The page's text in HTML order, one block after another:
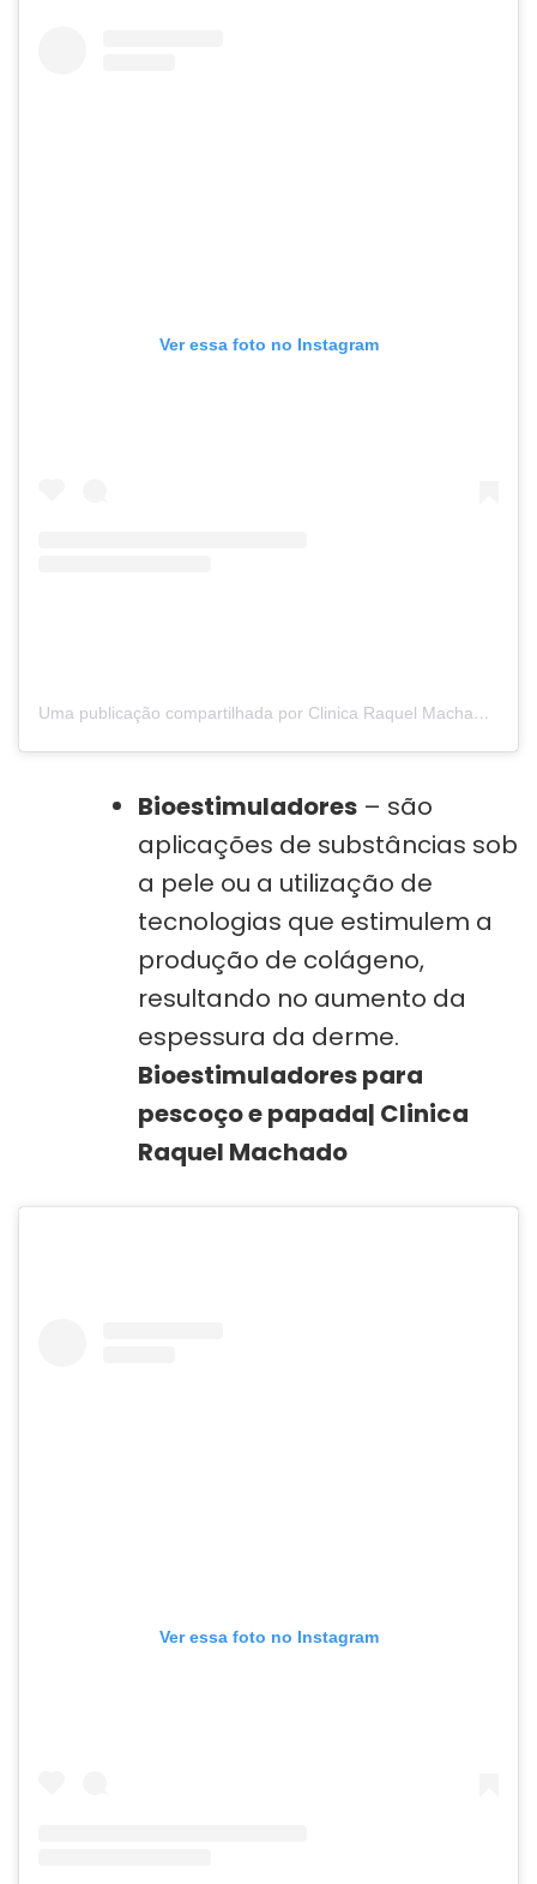
Ver essa foto no Instagram
Uma publicação compartilhada por Clinica Raquel Machado (@clinicaraquelmachado)
Bioestimuladores – são
aplicações de substâncias sob
a pele ou a utilização de
tecnologias que estimulem a
produção de colágeno,
resultando no aumento da
espessura da derme.
Bioestimuladores para
pescoço e papada| Clinica
Raquel Machado
Ver essa foto no Instagram